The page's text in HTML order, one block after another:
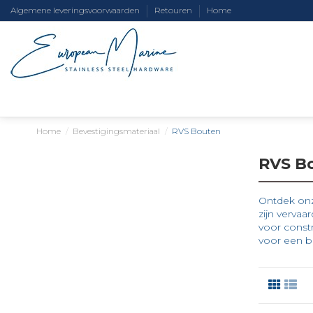
Algemene leveringsvoorwaarden Retouren Home
Home Bevestigingsmateriaal RVS Bouten
RVS
Ontdek
zijn
voor
voor een